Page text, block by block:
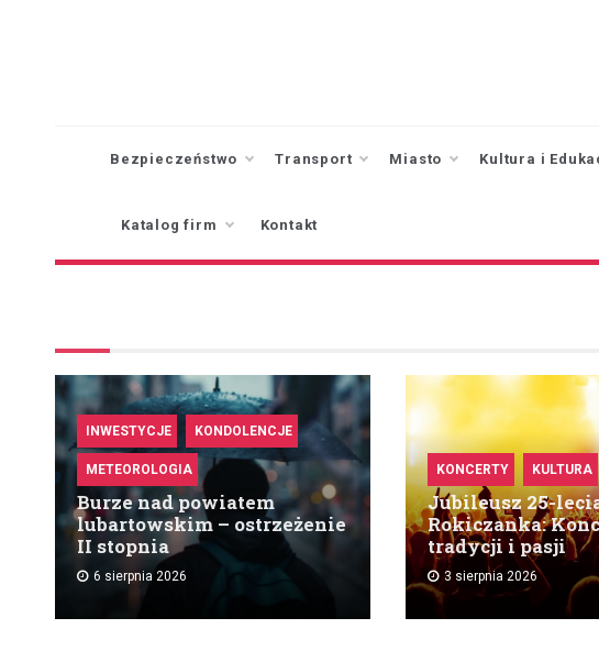
Bezpieczeństwo Transport Miasto Kultura i
Katalog firm Kontakt
INWESTYCJE KONDOLENCJE
METEOROLOGIA
Burze nad powiatem
lubartowskim – ostrzeżenie
II stopnia
6 sierpnia 2026
KONCERTY KULTURA
Jubileusz 25-
Rokiczanka:
tradycji i pasji
3 sierpnia 2026